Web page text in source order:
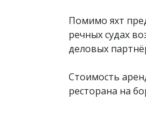
Помимо яхт
речных судах
деловых
Стоимость
ресторана на